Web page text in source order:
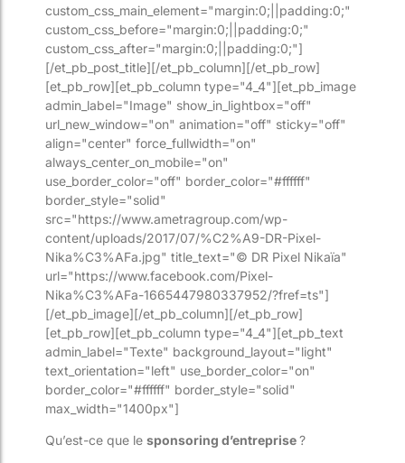
custom_css_main_element="margin:0;||padding:0;"
custom_css_before="margin:0;||padding:0;"
custom_css_after="margin:0;||padding:0;"]
[/et_pb_post_title][/et_pb_column][/et_pb_row]
[et_pb_row][et_pb_column type="4_4"][et_pb_image
admin_label="Image" show_in_lightbox="off"
url_new_window="on" animation="off" sticky="off"
align="center" force_fullwidth="on"
always_center_on_mobile="on"
use_border_color="off" border_color="#ffffff"
border_style="solid"
src="https://www.ametragroup.com/wp-
content/uploads/2017/07/%C2%A9-DR-Pixel-
Nika%C3%AFa.jpg" title_text="© DR Pixel Nikaïa"
url="https://www.facebook.com/Pixel-
Nika%C3%AFa-1665447980337952/?fref=ts"]
[/et_pb_image][/et_pb_column][/et_pb_row]
[et_pb_row][et_pb_column type="4_4"][et_pb_text
admin_label="Texte" background_layout="light"
text_orientation="left" use_border_color="on"
border_color="#ffffff" border_style="solid"
max_width="1400px"]
Qu’est-ce que le sponsoring d’entreprise?